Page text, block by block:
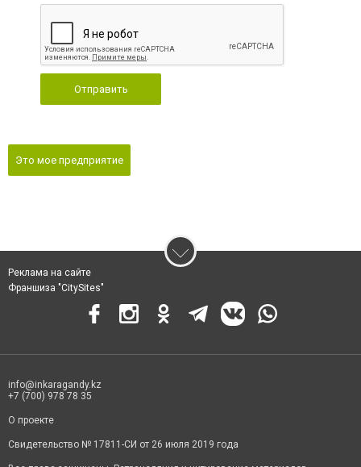
Отправить
Это мое предприятие
Реклама на сайте
Франшиза "CitySites"
info@inkaragandy.kz
+7 (700) 978 78 35
О проекте
Свидетельство № 17811-СИ от 26 июля 2019 года